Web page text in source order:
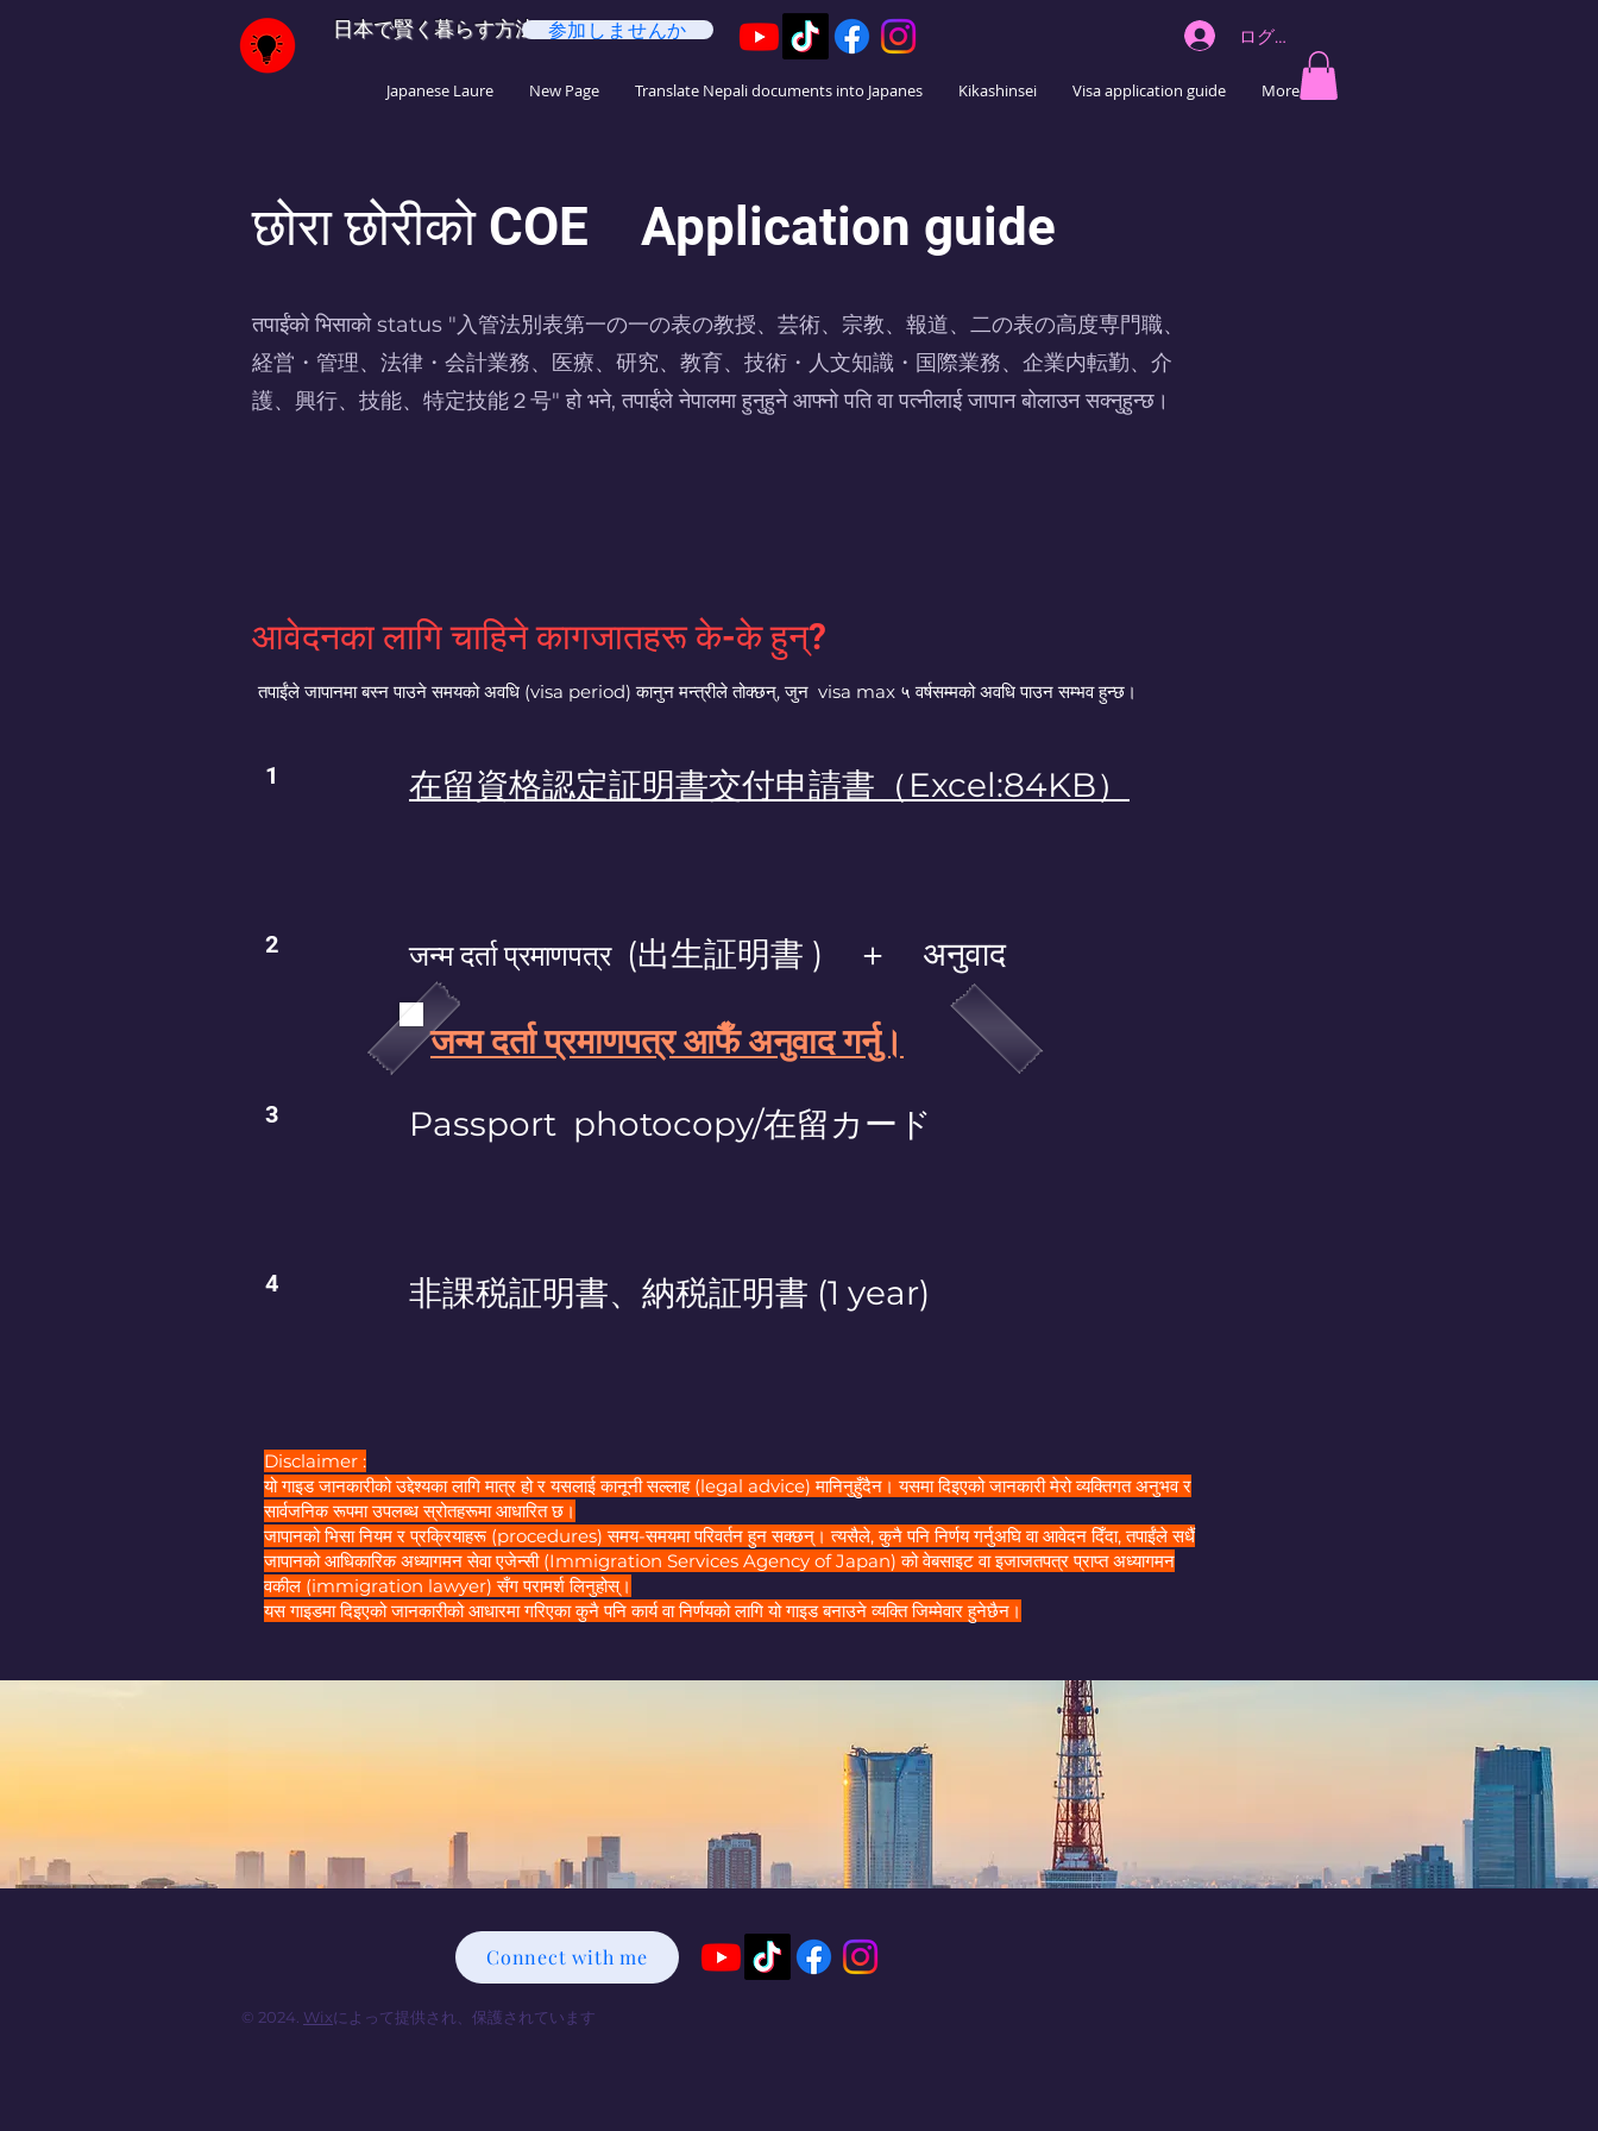
日本で賢く暮らす方法 参加しませんか
Japanese Laure New Page Translate Nepali documents into Japanes Kikashinsei Visa application guide More
ログイン
छोरा छोरीको COE Application guide
तपाईंको भिसाको status "入管法別表第一の一の表の教授、芸術、宗教、報道、二の表の高度専門職、
経営・管理、法律・会計業務、医療、研究、教育、技術・人文知識・国際業務、企業内転勤、介
護、興行、技能、特定技能２号" हो भने, तपाईंले नेपालमा हुनुहुने आफ्नो पति वा पत्नीलाई जापान बोलाउन सक्नुहुन्छ।
आवेदनका लागि चाहिने कागजातहरू के-के हुन्?
तपाईंले जापानमा बस्न पाउने समयको अवधि (visa period) कानुन मन्त्रीले तोक्छन्, जुन visa max ५ वर्षसम्मको अवधि पाउन सम्भव हुन्छ।
1 在留資格認定証明書交付申請書 （Excel:84KB）
2 जन्म दर्ता प्रमाणपत्र (出生証明書 ) ＋ अनुवाद
3 Passport photocopy/在留カード
4 非課税証明書、納税証明書 (1 year)
जन्म दर्ता प्रमाणपत्र आफैँ अनुवाद गर्नु।
Disclaimer :
यो गाइड जानकारीको उद्देश्यका लागि मात्र हो र यसलाई कानूनी सल्लाह (legal advice) मानिनुहुँदैन। यसमा दिइएको जानकारी मेरो व्यक्तिगत अनुभव र
सार्वजनिक रूपमा उपलब्ध स्रोतहरूमा आधारित छ।
जापानको भिसा नियम र प्रक्रियाहरू (procedures) समय-समयमा परिवर्तन हुन सक्छन्। त्यसैले, कुनै पनि निर्णय गर्नुअघि वा आवेदन दिँदा, तपाईंले सधैं
जापानको आधिकारिक अध्यागमन सेवा एजेन्सी (Immigration Services Agency of Japan) को वेबसाइट वा इजाजतपत्र प्राप्त अध्यागमन
वकील (immigration lawyer) सँग परामर्श लिनुहोस्।
यस गाइडमा दिइएको जानकारीको आधारमा गरिएका कुनै पनि कार्य वा निर्णयको लागि यो गाइड बनाउने व्यक्ति जिम्मेवार हुनेछैन।
Connect with me
© 2024. Wixによって提供され、保護されています